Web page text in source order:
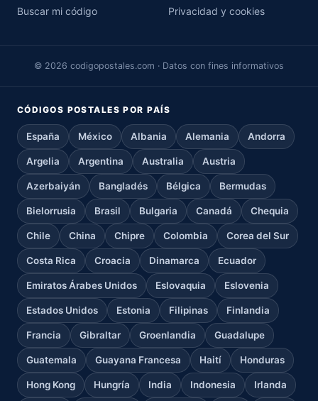
Buscar mi código
Privacidad y cookies
© 2026 codigopostales.com · Datos con fines informativos
CÓDIGOS POSTALES POR PAÍS
España México Albania Alemania Andorra
Argelia Argentina Australia Austria
Azerbaiyán Bangladés Bélgica Bermudas
Bielorrusia Brasil Bulgaria Canadá Chequia
Chile China Chipre Colombia Corea del Sur
Costa Rica Croacia Dinamarca Ecuador
Emiratos Árabes Unidos Eslovaquia Eslovenia
Estados Unidos Estonia Filipinas Finlandia
Francia Gibraltar Groenlandia Guadalupe
Guatemala Guayana Francesa Haití Honduras
Hong Kong Hungría India Indonesia Irlanda